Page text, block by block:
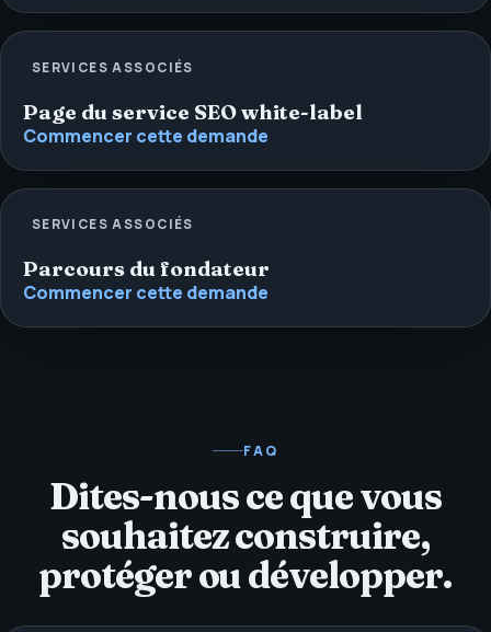
SERVICES ASSOCIÉS
Page du service SEO white-label
Commencer cette demande
SERVICES ASSOCIÉS
Parcours du fondateur
Commencer cette demande
FAQ
Dites-nous ce que vous
souhaitez construire,
protéger ou développer.